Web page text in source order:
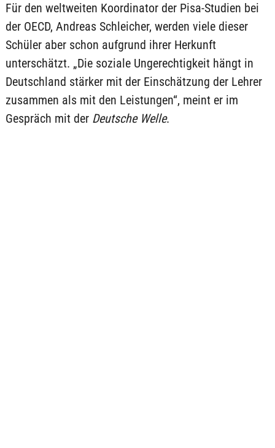
Für den weltweiten Koordinator der Pisa-Studien bei
der OECD, Andreas Schleicher, werden viele dieser
Schüler aber schon aufgrund ihrer Herkunft
unterschätzt. „Die soziale Ungerechtigkeit hängt in
Deutschland stärker mit der Einschätzung der Lehrer
zusammen als mit den Leistungen“, meint er im
Gespräch mit der Deutsche Welle.